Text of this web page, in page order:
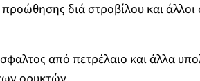
διά στροβίλου και άλλοι
από πετρέλαιο και άλλα